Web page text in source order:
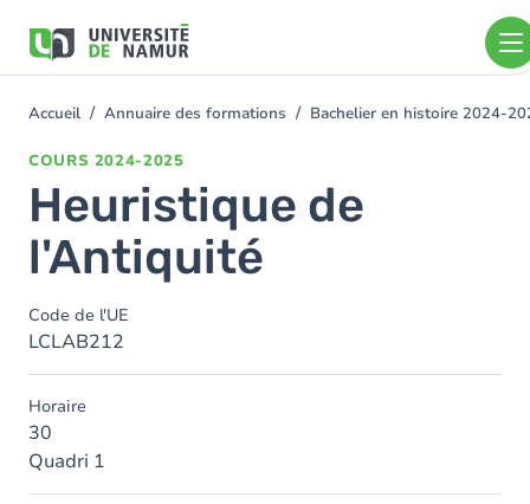
contenu
You
Accueil Annuaire des formations Bachelier en histoire 2024-
COURS 2024-2025
Heuristique de
l'Antiquité
Code de l'UE
LCLAB212
Horaire
30
Quadri 1